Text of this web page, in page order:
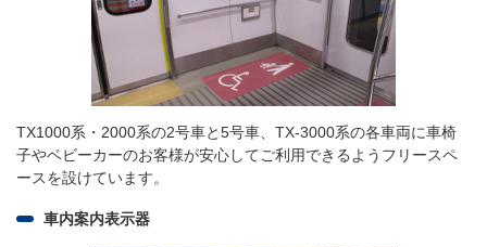
TX1000系・2000系の2号車と5号車、TX-3000系の各車両に車椅
子やベビーカーのお客様が安心してご利用できるようフリースペ
ースを設けています。
車内案内表示器